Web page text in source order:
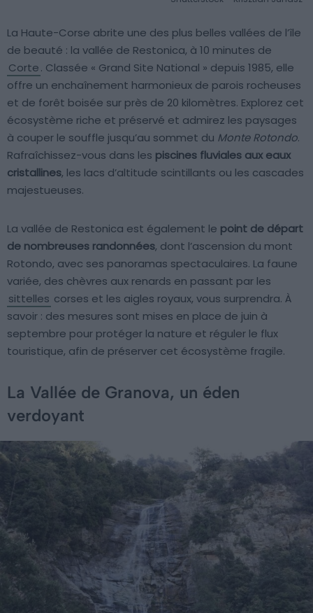
La Haute-Corse abrite une des plus belles vallées de l’île
de beauté : la vallée de Restonica, à 10 minutes de
Corte. Classée « Grand Site National » depuis 1985, elle
offre un enchaînement harmonieux de parois rocheuses
et de forêt boisée sur près de 20 kilomètres. Explorez cet
écosystème riche et préservé et admirez les paysages
à couper le souffle jusqu’au sommet du Monte Rotondo.
Rafraîchissez-vous dans les piscines fluviales aux eaux
cristallines, les lacs d’altitude scintillants ou les cascades
majestueuses.
La vallée de Restonica est également le point de départ
de nombreuses randonnées, dont l’ascension du mont
Rotondo, avec ses panoramas spectaculaires. La faune
variée, des chèvres aux renards en passant par les
sittelles corses et les aigles royaux, vous surprendra. À
savoir : des mesures sont mises en place de juin à
septembre pour protéger la nature et réguler le flux
touristique, afin de préserver cet écosystème fragile.
La Vallée de Granova, un éden
verdoyant